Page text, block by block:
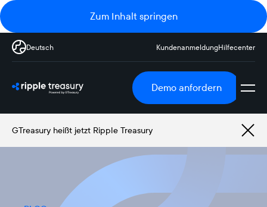
Zum Inhalt springen
Deutsch KundenanmeldungHilfecenter
Demo anfordern
GTreasury heißt jetzt Ripple Treasury